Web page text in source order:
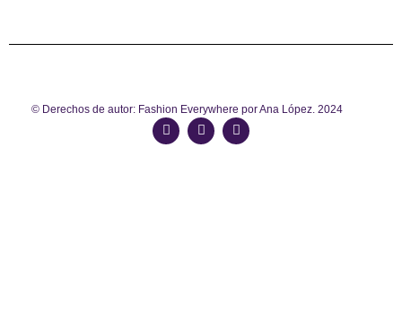
© Derechos de autor: Fashion Everywhere por Ana López. 2024